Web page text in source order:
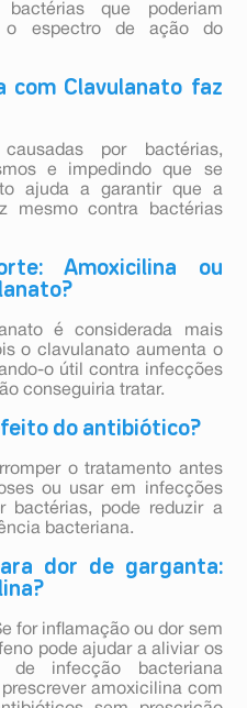
que poderiam
o espectro de ação do
com Clavulanato faz
por bactérias,
e impedindo que se
ajuda a garantir que a
mesmo contra bactérias
Amoxicilina ou
é considerada mais
o clavulanato aumenta o
o útil contra infecções
conseguiria tratar.
do antibiótico?
o tratamento antes
ou usar em infecções
bactérias, pode reduzir a
bacteriana.
dor de garganta:
for inflamação ou dor sem
pode ajudar a aliviar os
infecção bacteriana
amoxicilina com